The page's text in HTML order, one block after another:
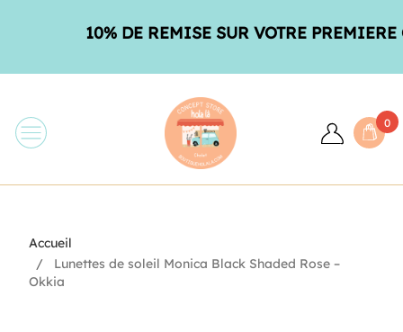
10% DE REMISE SUR VOTRE PREMIERE
0
Accueil
Lunettes de soleil Monica Black Shaded Rose –
Okkia